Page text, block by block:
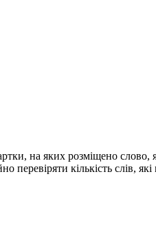
на яких розміщено
перевіряти кількість